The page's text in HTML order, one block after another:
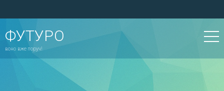
ФУТУРО
воно вже поруч!